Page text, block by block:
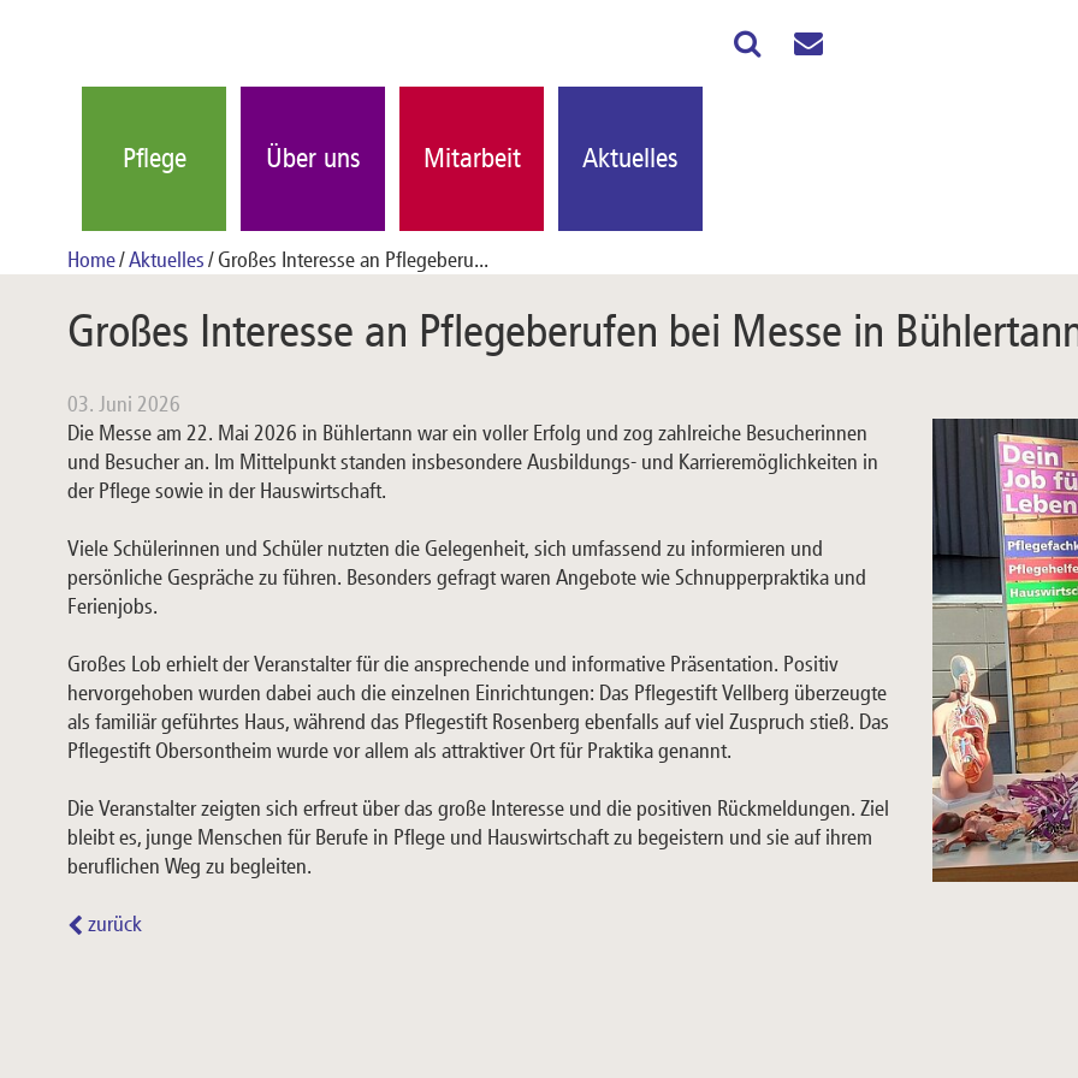
Pflege Über uns Mitarbeit Aktuelles
Home Aktuelles Großes Interesse an Pflegeberu...
Großes Interesse an Pflegeberufen bei Messe in
03. Juni 2026
Die Messe am 22. Mai 2026 in Bühlertann war ein voller Erfolg und zog zahlreiche Besucherinnen
und Besucher an. Im Mittelpunkt standen insbesondere Ausbildungs- und Karrieremöglichkeiten in
der Pflege sowie in der Hauswirtschaft.
Viele Schülerinnen und Schüler nutzten die Gelegenheit, sich umfassend zu informieren und
persönliche Gespräche zu führen. Besonders gefragt waren Angebote wie Schnupperpraktika und
Ferienjobs.
Großes Lob erhielt der Veranstalter für die ansprechende und informative Präsentation. Positiv
hervorgehoben wurden dabei auch die einzelnen Einrichtungen: Das Pflegestift Vellberg überzeugte
als familiär geführtes Haus, während das Pflegestift Rosenberg ebenfalls auf viel Zuspruch stieß. Das
Pflegestift Obersontheim wurde vor allem als attraktiver Ort für Praktika genannt.
Die Veranstalter zeigten sich erfreut über das große Interesse und die positiven Rückmeldungen. Ziel
bleibt es, junge Menschen für Berufe in Pflege und Hauswirtschaft zu begeistern und sie auf ihrem
beruflichen Weg zu begleiten.
zurück